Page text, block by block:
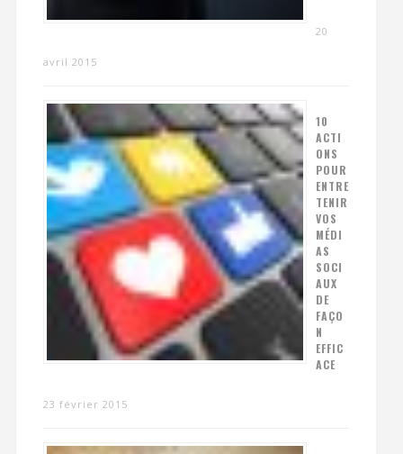
20
avril 2015
10
ACTI
ONS
POUR
ENTRE
TENIR
VOS
MÉDI
AS
SOCI
AUX
DE
FAÇO
N
EFFIC
ACE
23 février 2015